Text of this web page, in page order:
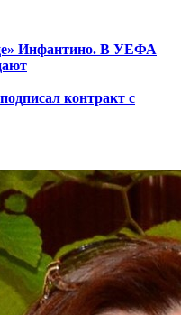
Инфантино. В УЕФА
контракт с